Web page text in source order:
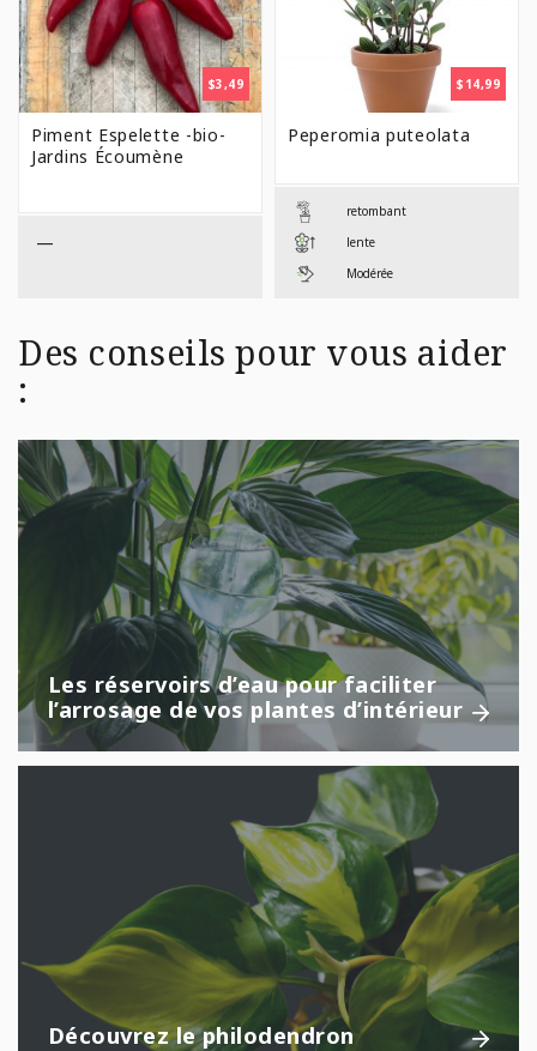
$3,49
Piment Espelette -bio-
Jardins Écoumène
—
$ 14,99
Peperomia puteolata
retombant
lente
Modérée
Des conseils pour vous aider
:
Les réservoirs d’eau pour faciliter
l’arrosage de vos plantes d’intérieur
Découvrez le philodendron